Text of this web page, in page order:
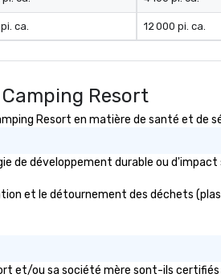
ca. 12 000 pi. ca.
Resort
Resort en matière de santé et
développement durable ou
et le détournement des déchets
et/ou sa société mère sont-ils